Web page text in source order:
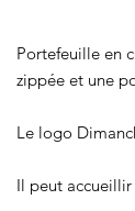
Portefeuille en
zippée et une
Le logo
Il peut